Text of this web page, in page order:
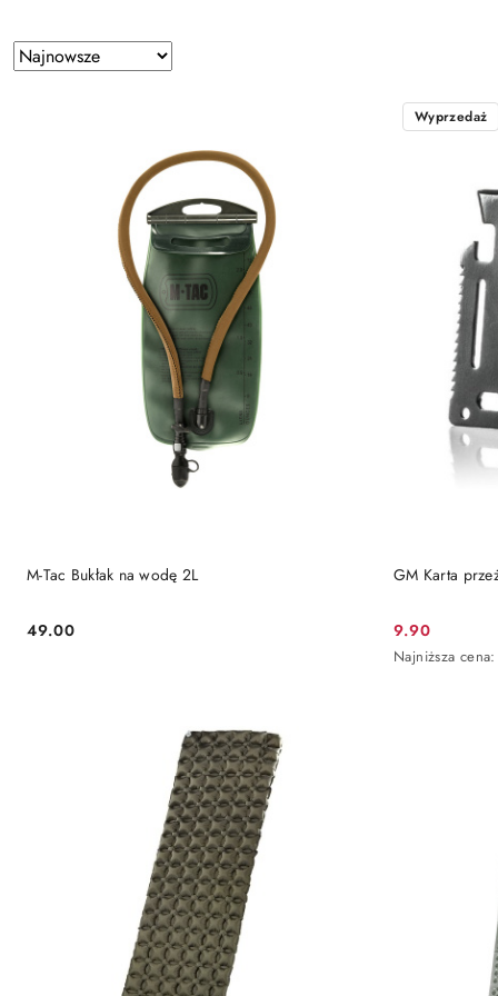
Zastosowano
sortowanie:
Sortuj
według
M-Tac Bukłak na wodę 2L
Cena:
49.00
DO KOSZYKA GM Karta
Cena
promocyjna:
9.90
Najniższa
Najniższa cena:
Wyprzedaż